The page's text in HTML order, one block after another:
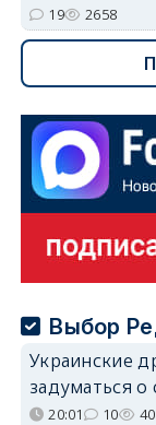
19 2658
Выбор
Украинские
задуматься о
20:01 10